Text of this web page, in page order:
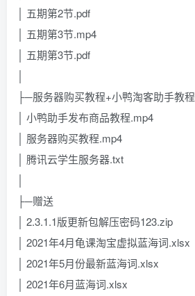
│ 五期第2节.pdf
│ 五期第3节.mp4
│ 五期第3节.pdf
├─服务器购买教程+小鸭淘客助手教程
│ 小鸭助手发布商品教程.mp4
│ 服务器购买教程.mp4
│ 腾讯云学生服务器.txt
├─赠送
│ 2.3.1.1版更新包解压密码123.zip
│ 2021年4月龟课淘宝虚拟蓝海词.xlsx
│ 2021年5月份最新蓝海词.xlsx
│ 2021年6月蓝海词.xlsx